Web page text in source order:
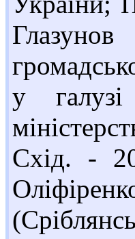
у галузі
Схід. -